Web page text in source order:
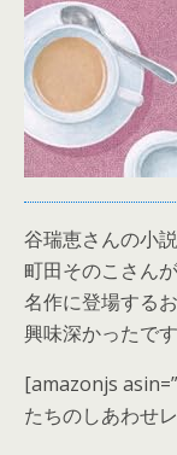
谷瑞恵さんの小説
町田そのこさん
名作に登場する
興味深かったです
[amazonjs
たちのしあわせ